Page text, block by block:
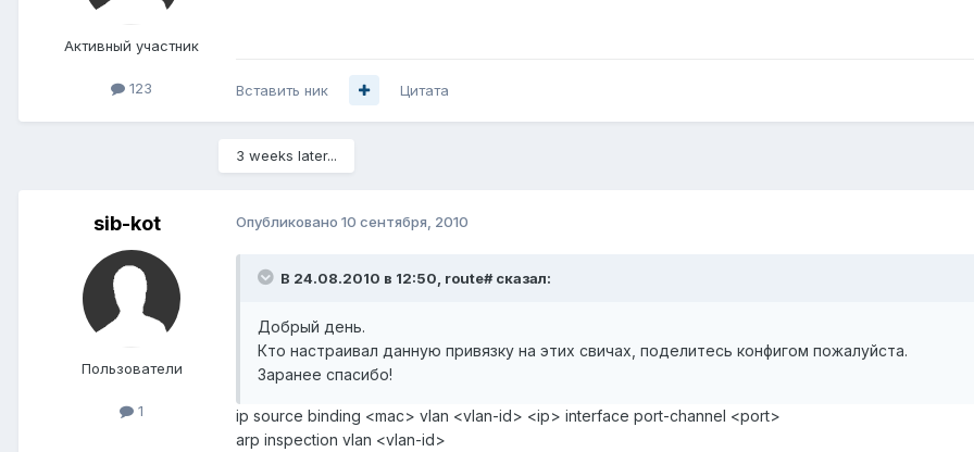
Активный участник
123 Вставить ник Цитата
3 weeks later...
sib-kot
Пользователи
1
Опубликовано 10 сентября, 2010
В 24.08.2010 в 12:50, route# сказал:
Добрый день.
Кто настраивал данную привязку на этих свичах, поделитесь конфигом пожалуйста.
Заранее спасибо!
ip source binding <mac> vlan <vlan-id> <ip> interface port-channel <port>
arp inspection vlan <vlan-id>